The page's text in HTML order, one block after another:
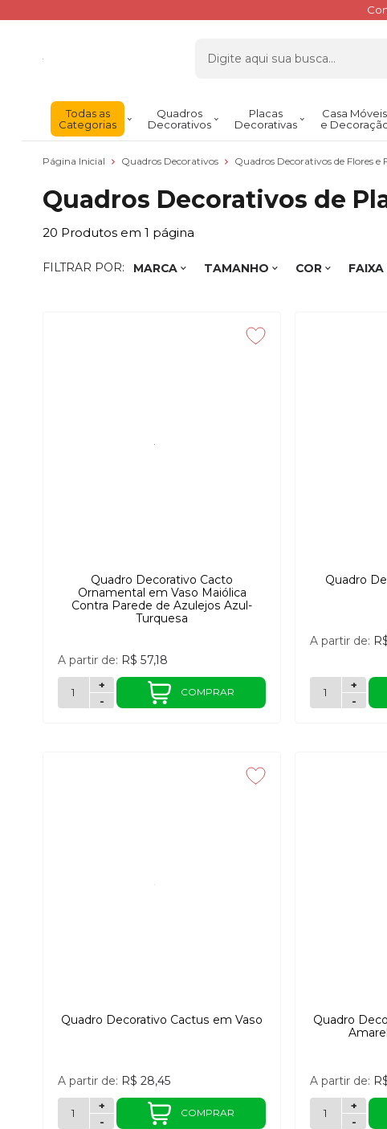
Todas as
Categorias
Quadros
Decorativos
Placas
Decorativas
Casa Móveis
e
Página Inicial Quadros Decorativos Quadros Decorativos de Flores e
Quadros Decorativos de
20 Produtos em 1 página
FILTRAR POR: MARCA TAMANHO COR FAIXA
Quadro Decorativo Cacto
Ornamental em Vaso Maiólica
Contra Parede de Azulejos Azul-
Turquesa
A partir de: R$ 57,18
-
+
COMPRAR
Quadro
A partir de:
-
+
Quadro Decorativo Cactus em Vaso
A partir de: R$ 28,45
-
+
COMPRAR
Quadro
A partir de:
-
+